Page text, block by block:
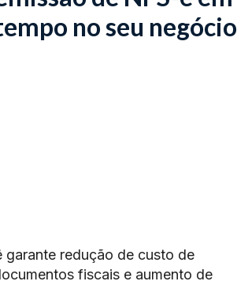
no seu
garante redução de custo de
fiscais e aumento de